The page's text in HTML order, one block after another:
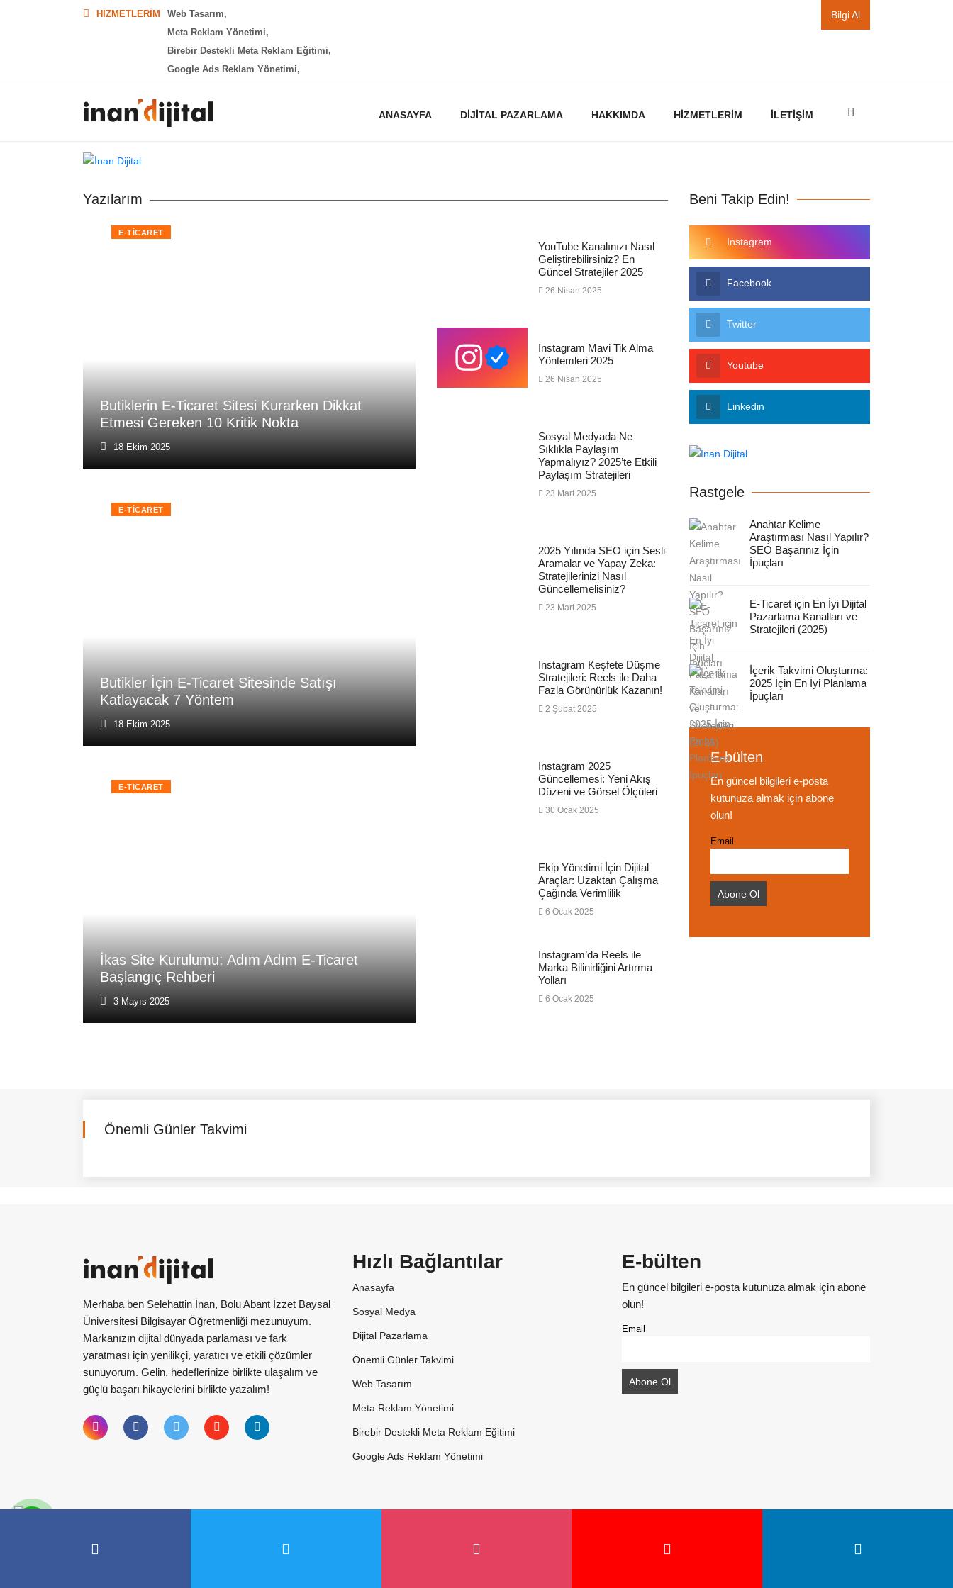
HIZMETLERIM
Web Tasarım,
Meta Reklam Yönetimi,
Birebir Destekli Meta Reklam Eğitimi,
Google Ads Reklam Yönetimi,
Bilgi Al
ANASAYFA DIJITAL PAZARLAMA HAKKIMDA HIZMETLERIM İLETIŞIM
Yazılarım
E-TICARET
Butiklerin E-Ticaret Sitesi Kurarken Dikkat
Etmesi Gereken 10 Kritik Nokta
18 Ekim 2025
E-TICARET
Butikler İçin E-Ticaret Sitesinde Satışı
Katlayacak 7 Yöntem
18 Ekim 2025
E-TICARET
İkas Site Kurulumu: Adım Adım E-Ticaret
Başlangıç Rehberi
3 Mayıs 2025
YouTube Kanalınızı Nasıl
Geliştirebilirsiniz? En
Güncel Stratejiler 2025
26 Nisan 2025
Instagram Mavi Tik Alma
Yöntemleri 2025
26 Nisan 2025
Sosyal Medyada Ne
Sıklıkla Paylaşım
Yapmalıyız? 2025’te Etkili
Paylaşım Stratejileri
23 Mart 2025
2025 Yılında SEO için Sesli
Aramalar ve Yapay Zeka:
Stratejilerinizi Nasıl
Güncellemelisiniz?
23 Mart 2025
Instagram Keşfete Düşme
Stratejileri: Reels ile Daha
Fazla Görünürlük Kazanın!
2 Şubat 2025
Instagram 2025
Güncellemesi: Yeni Akış
Düzeni ve Görsel Ölçüleri
30 Ocak 2025
Ekip Yönetimi İçin Dijital
Araçlar: Uzaktan Çalışma
Çağında Verimlilik
6 Ocak 2025
Instagram’da Reels ile
Marka Bilinirliğini Artırma
Yolları
6 Ocak 2025
Beni Takip Edin!
Instagram
Facebook
Twitter
Youtube
Linkedin
Rastgele
Anahtar Kelime
Araştırması Nasıl Yapılır?
SEO Başarınız İçin
İpuçları
E-Ticaret için En İyi Dijital
Pazarlama Kanalları ve
Stratejileri (2025)
İçerik Takvimi Oluşturma:
2025 İçin En İyi Planlama
İpuçları
E-bülten
En güncel bilgileri e-posta
kutunuza almak için abone
olun!
Email
Önemli Günler Takvimi
Merhaba ben Selehattin İnan, Bolu Abant İzzet Baysal
Üniversitesi Bilgisayar Öğretmenliği mezunuyum.
Markanızın dijital dünyada parlaması ve fark
yaratması için yenilikçi, yaratıcı ve etkili çözümler
sunuyorum. Gelin, hedeflerinize birlikte ulaşalım ve
güçlü başarı hikayelerini birlikte yazalım!
Hızlı Bağlantılar
Anasayfa
Sosyal Medya
Dijital Pazarlama
Önemli Günler Takvimi
Web Tasarım
Meta Reklam Yönetimi
Birebir Destekli Meta Reklam Eğitimi
Google Ads Reklam Yönetimi
E-bülten
En güncel bilgileri e-posta kutunuza almak için abone
olun!
Email
2026 Reklam Ajansı & Web Tasarım